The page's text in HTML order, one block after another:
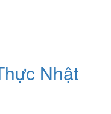
Nhật